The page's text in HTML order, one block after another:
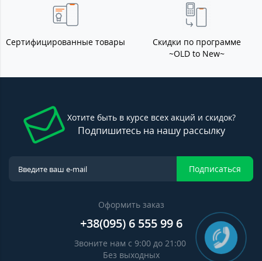
Сертифицированные товары
Скидки по программе
~OLD to New~
Хотите быть в курсе всех акций и скидок?
Подпишитесь на нашу рассылку
Подписаться
Оформить заказ
+38(095) 6 555 99 6
Звоните нам с 9:00 до 21:00
Без выходных